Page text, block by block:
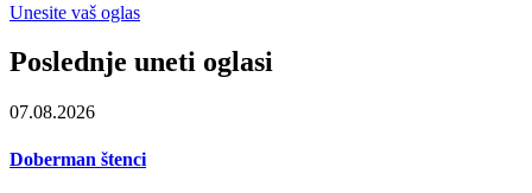
Unesite vaš oglas
Poslednje uneti oglasi
07.08.2026
Doberman štenci